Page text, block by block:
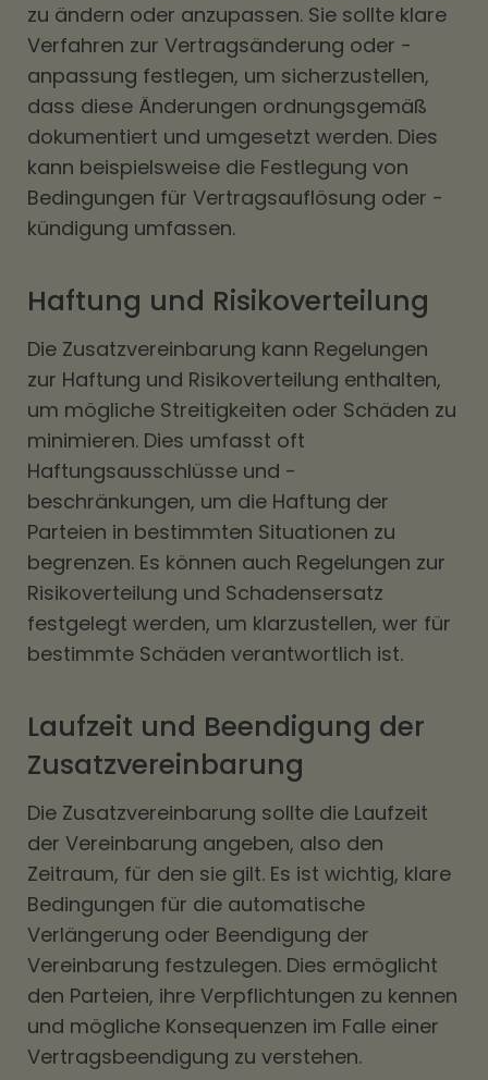
zu ändern oder anzupassen. Sie sollte klare
Verfahren zur Vertragsänderung oder -
anpassung festlegen, um sicherzustellen,
dass diese Änderungen ordnungsgemäß
dokumentiert und umgesetzt werden. Dies
kann beispielsweise die Festlegung von
Bedingungen für Vertragsauflösung oder -
kündigung umfassen.
Haftung und Risikoverteilung
Die Zusatzvereinbarung kann Regelungen
zur Haftung und Risikoverteilung enthalten,
um mögliche Streitigkeiten oder Schäden zu
minimieren. Dies umfasst oft
Haftungsausschlüsse und -
beschränkungen, um die Haftung der
Parteien in bestimmten Situationen zu
begrenzen. Es können auch Regelungen zur
Risikoverteilung und Schadensersatz
festgelegt werden, um klarzustellen, wer für
bestimmte Schäden verantwortlich ist.
Laufzeit und Beendigung der
Zusatzvereinbarung
Die Zusatzvereinbarung sollte die Laufzeit
der Vereinbarung angeben, also den
Zeitraum, für den sie gilt. Es ist wichtig, klare
Bedingungen für die automatische
Verlängerung oder Beendigung der
Vereinbarung festzulegen. Dies ermöglicht
den Parteien, ihre Verpflichtungen zu kennen
und mögliche Konsequenzen im Falle einer
Vertragsbeendigung zu verstehen.